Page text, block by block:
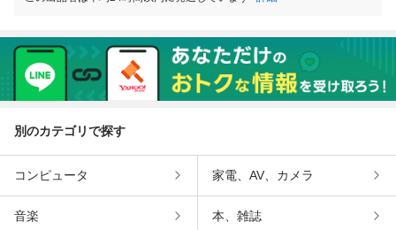
別のカテゴリで探す
コンピュータ 家電、AV、カメラ
音楽 本、雑誌